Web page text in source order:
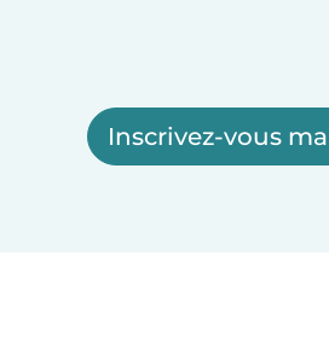
Inscrivez-vous